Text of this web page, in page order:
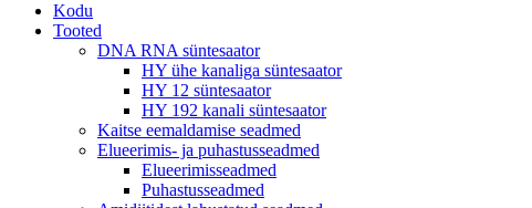
Kodu
Tooted
DNA RNA süntesaator
HY ühe kanaliga süntesaator
HY 12 süntesaator
HY 192 kanali süntesaator
Kaitse eemaldamise seadmed
Elueerimis- ja puhastusseadmed
Elueerimisseadmed
Puhastusseadmed